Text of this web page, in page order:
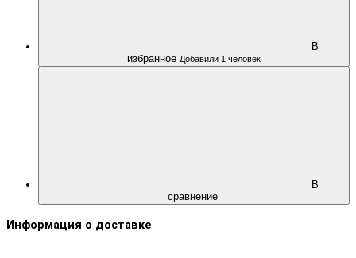
В
избранное Добавили 1 человек
В
сравнение
Информация о доставке